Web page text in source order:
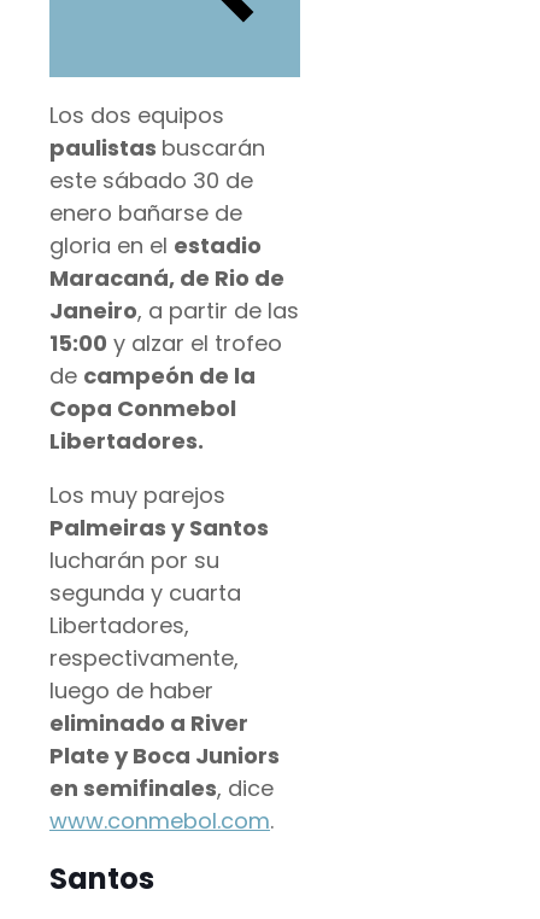
Los dos equipos
paulistas buscarán
este sábado 30 de
enero bañarse de
gloria en el estadio
Maracaná, de Rio de
Janeiro, a partir de las
15:00 y alzar el trofeo
de campeón de la
Copa Conmebol
Libertadores.
Los muy parejos
Palmeiras y Santos
lucharán por su
segunda y cuarta
Libertadores,
respectivamente,
luego de haber
eliminado a River
Plate y Boca Juniors
en semifinales, dice
www.conmebol.com.
Santos